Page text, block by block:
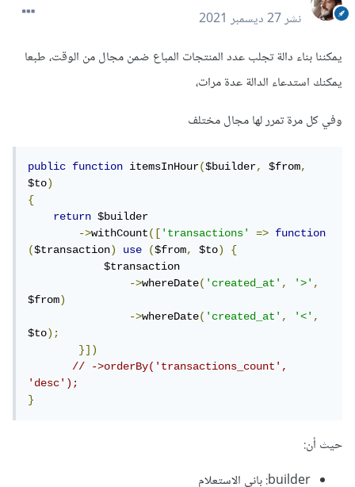
نشر27 ديسمبر 2021
يمكننا بناء دالة تجلب عدد المنتجات المباع ضمن مجال من الوقت، طبعا
يمكنك استدعاء الدالة عدة مرات،
وفي كل مرة تمرر لها مجال مختلف
public function itemsInHour($builder, $from,
$to)
{
return $builder
->withCount(['transactions' =>
function
($transaction) use ($from, $to)
{
            $transaction
->whereDate('created_at', '>',
$from)
->whereDate('created_at', '<',
$to);
}])
// ->orderBy('transactions_count',
'desc');
}
حيث أن:
builder: باني الاستعلام